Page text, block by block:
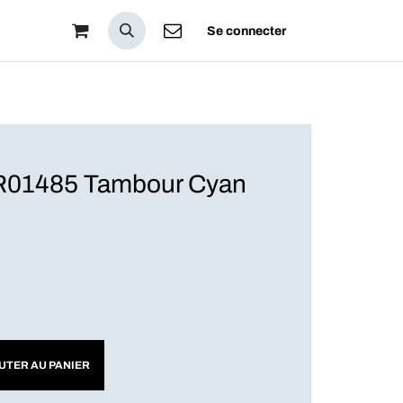
Se connecter
Tambour Cyan
AU PANIER